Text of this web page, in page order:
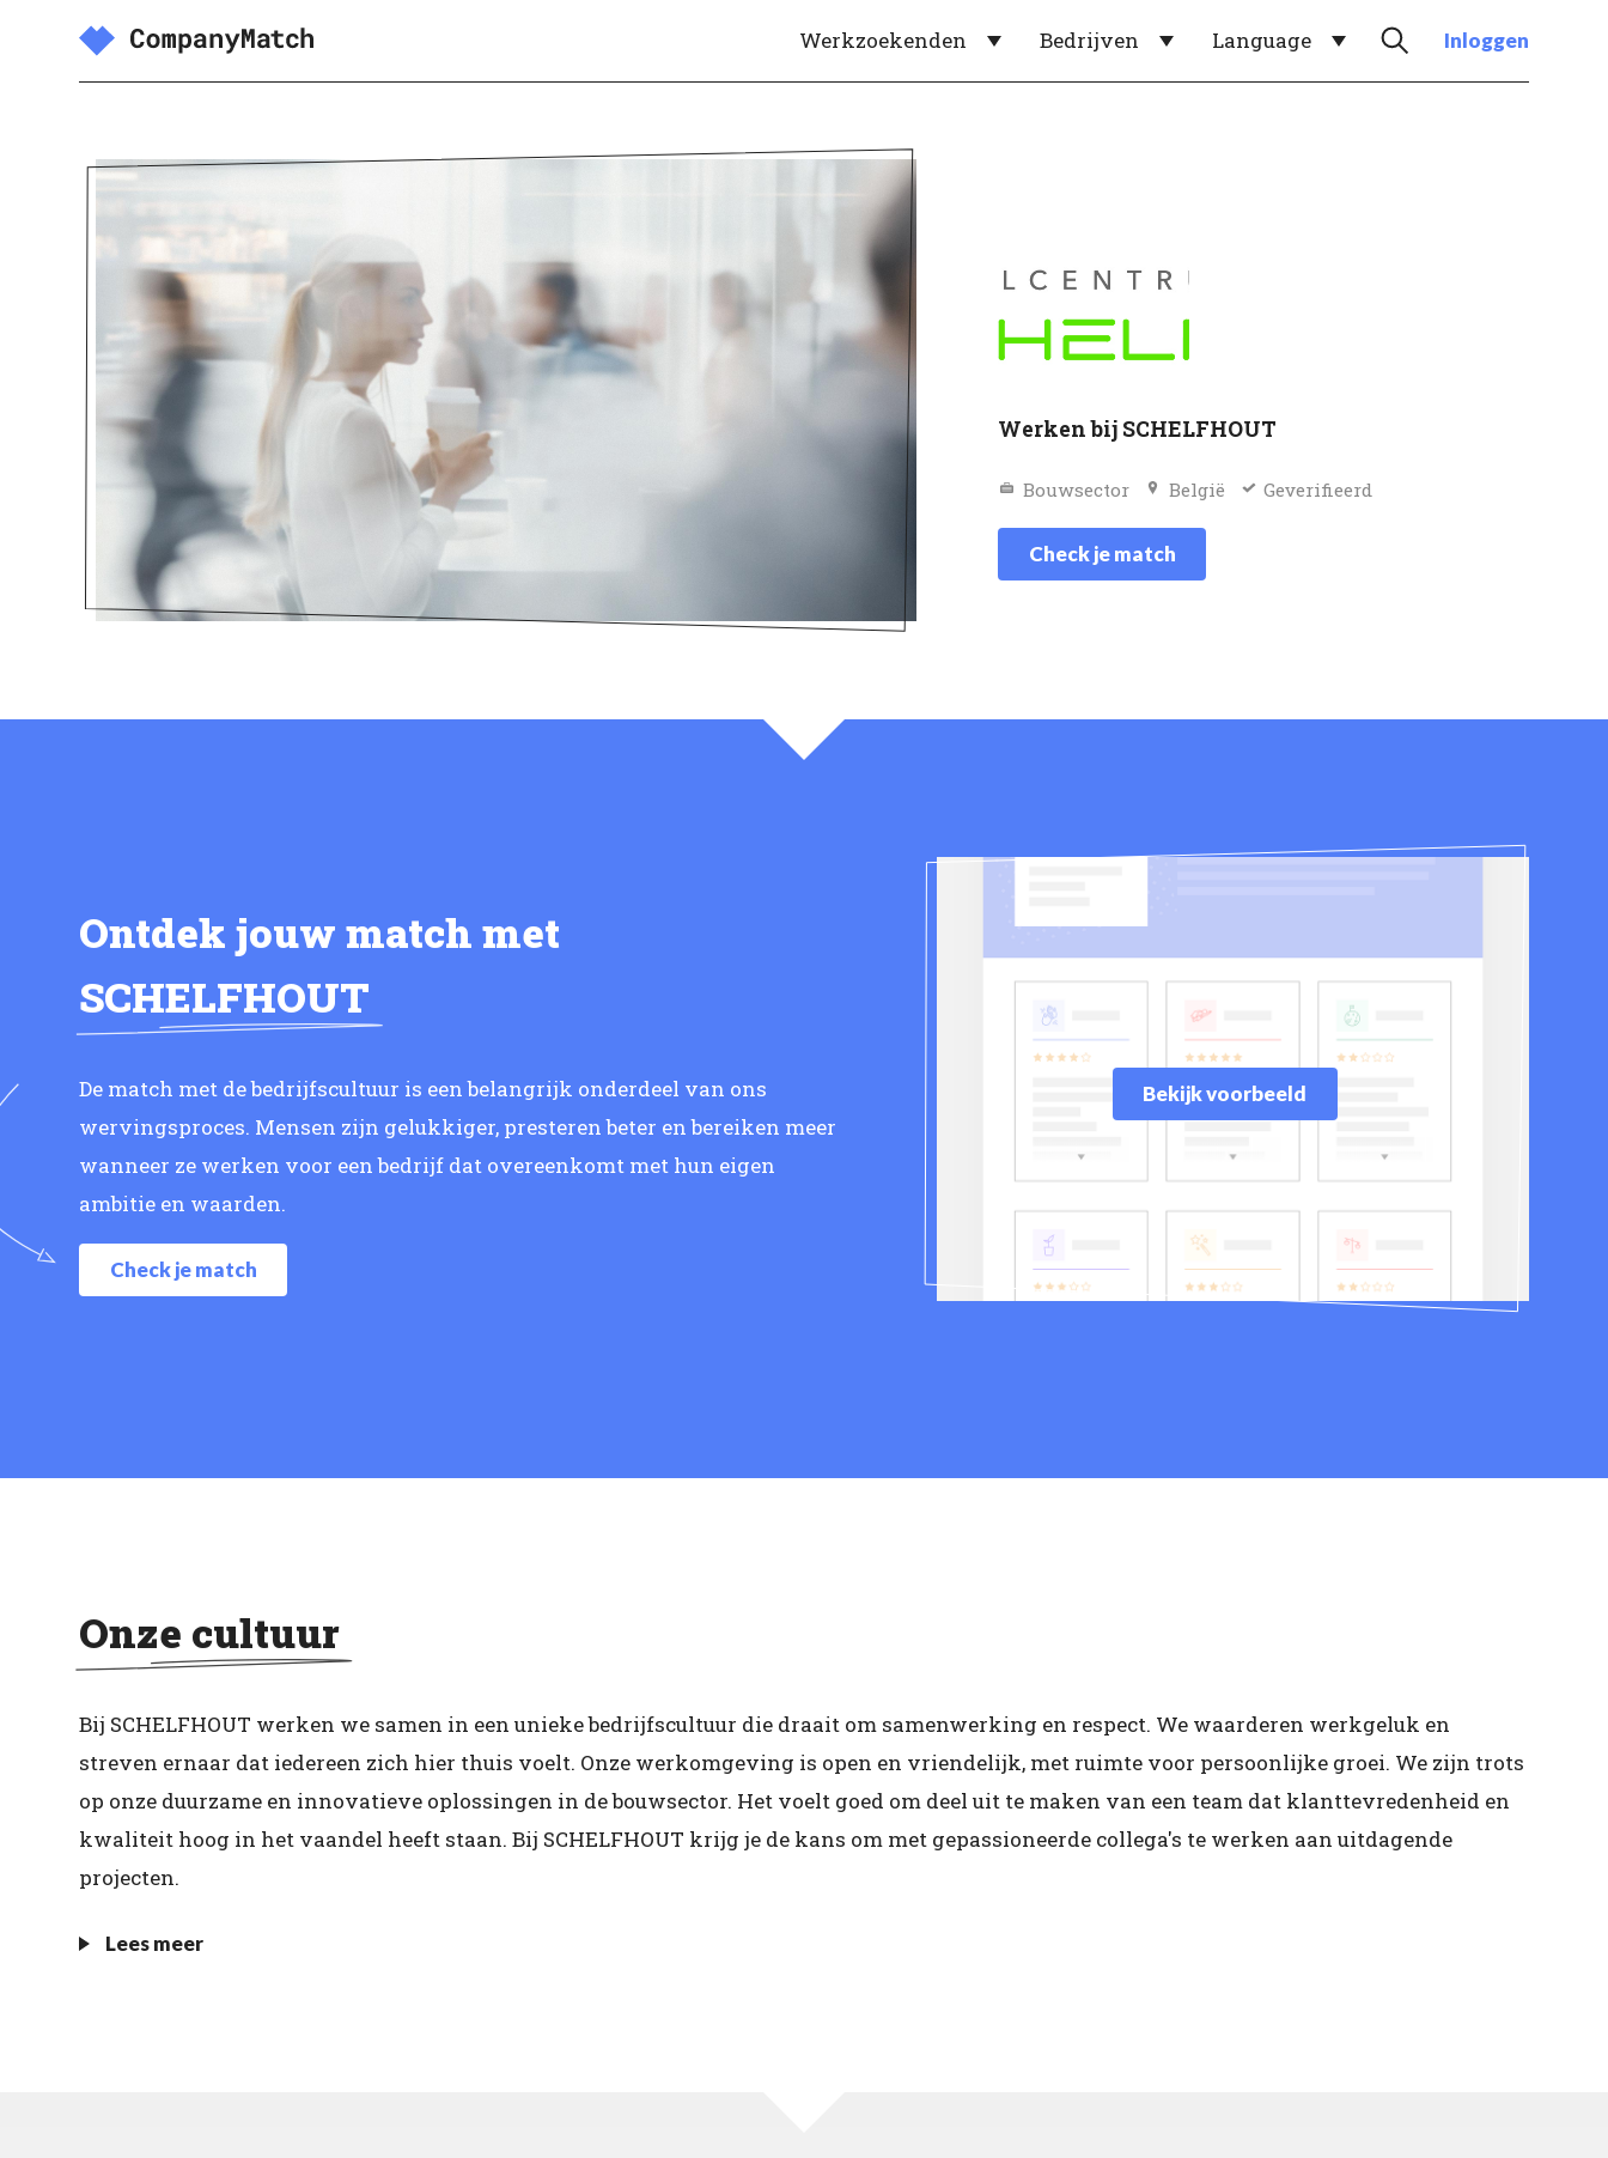
Werkzoekenden Bedrijven Language Inloggen
Werken bij SCHELFHOUT
Bouwsector België Geverifieerd
Check je match
Ontdek jouw match met
SCHELFHOUT
De match met de bedrijfscultuur is een belangrijk onderdeel van ons
wervingsproces. Mensen zijn gelukkiger, presteren beter en bereiken meer
wanneer ze werken voor een bedrijf dat overeenkomt met hun eigen
ambitie en waarden.
Check je match
Bekijk voorbeeld
Onze cultuur
Bij SCHELFHOUT werken we samen in een unieke bedrijfscultuur die draait om samenwerking en respect. We waarderen werkgeluk en
streven ernaar dat iedereen zich hier thuis voelt. Onze werkomgeving is open en vriendelijk, met ruimte voor persoonlijke groei. We zijn trots
op onze duurzame en innovatieve oplossingen in de bouwsector. Het voelt goed om deel uit te maken van een team dat klanttevredenheid en
kwaliteit hoog in het vaandel heeft staan. Bij SCHELFHOUT krijg je de kans om met gepassioneerde collega's te werken aan uitdagende
projecten.
Lees meer